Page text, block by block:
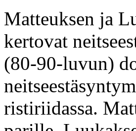
Matteuksen ja
kertovat
(80-90-luvun)
ristiriidassa.